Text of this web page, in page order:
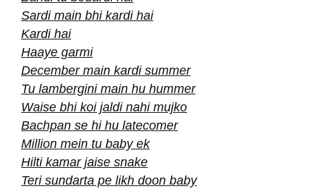
Sardi main bhi kardi hai
Kardi hai
Haaye garmi
December main kardi summer
Tu lambergini main hu hummer
Waise bhi koi jaldi nahi mujko
Bachpan se hi hu latecomer
Million mein tu baby ek
Hilti kamar jaise snake
Teri sundarta pe likh doon baby